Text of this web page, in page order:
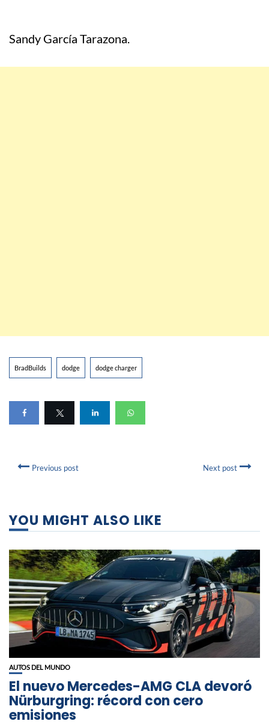
Sandy García Tarazona.
BradBuilds dodge dodge charger
Previous post Next post
YOU MIGHT ALSO LIKE
AUTOS DEL MUNDO
El nuevo Mercedes-AMG CLA devoró
Nürburgring: récord con cero
emisiones